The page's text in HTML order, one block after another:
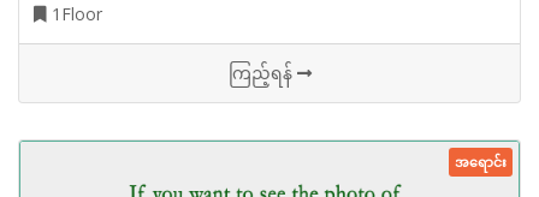
1Floor
ကြည့်ရန်
အရောင်း